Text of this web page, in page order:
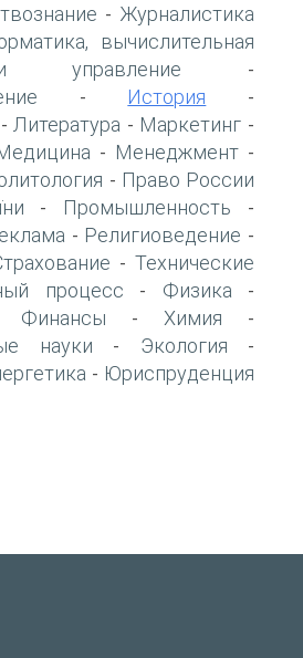
- Журналистика
вычислительная
управление -
- История -
- Литература - Маркетинг -
- Менеджмент -
- Право России
- Промышленность -
- Религиоведение -
- Технические
процесс - Физика -
Финансы - Химия -
науки - Экология -
- Юриспруденция